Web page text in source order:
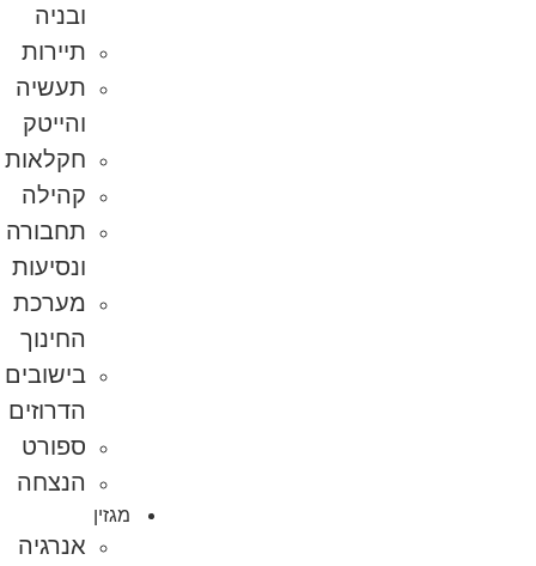
ובניה
תיירות
תעשיה
והייטק
חקלאות
קהילה
תחבורה
ונסיעות
מערכת
החינוך
בישובים
הדרוזים
ספורט
הנצחה
מגזין
אנרגיה